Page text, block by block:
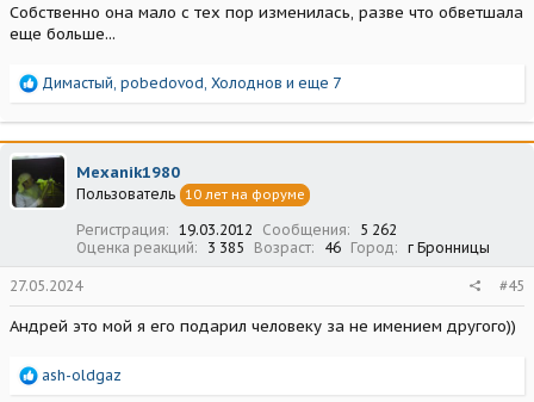
Собственно она мало с тех пор изменилась, разве что обветшала
еще больше...
Р
а
к
ц
и
и
Димастый, pobedovod, Холоднов и еще 7
Mexanik1980
Пользователь 10 лет на форуме
Регистрация 19.03.2012 Сообщения
5 262
Оценка реакций
3 385 Возраст 46 Город г Бронницы
27.05.2024 #45
Андрей это мой я его подарил человеку за не имением другого))
Р
ash-oldgaz